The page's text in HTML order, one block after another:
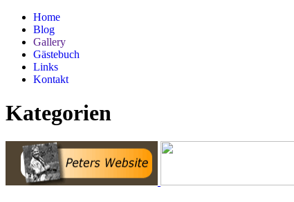
Home
Blog
Gallery
Gästebuch
Links
Kontakt
Kategorien